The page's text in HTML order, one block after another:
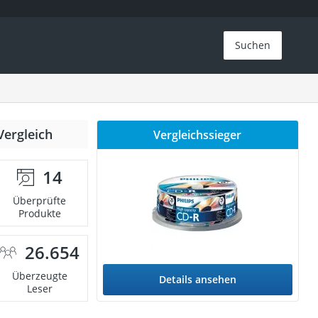
Suchen
14
Überprüfte
Produkte
26.654
Überzeugte
Leser
Vergleichssieger
Details ansehen